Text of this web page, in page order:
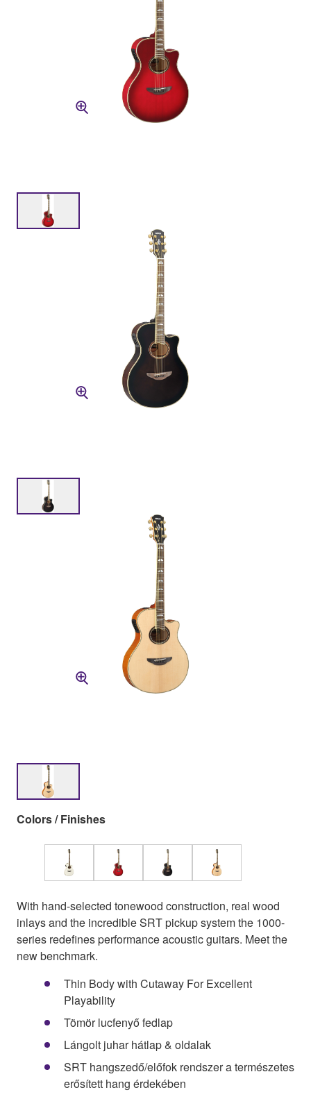
Colors / Finishes
With hand-selected tonewood construction, real wood
inlays and the incredible SRT pickup system the 1000-
series redefines performance acoustic guitars. Meet the
new benchmark.
Thin Body with Cutaway For Excellent
Playability
Tömör lucfenyő fedlap
Lángolt juhar hátlap & oldalak
SRT hangszedő/előfok rendszer a természetes
erősített hang érdekében